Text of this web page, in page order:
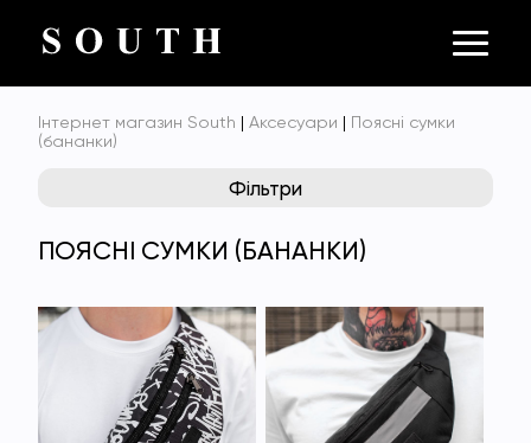
Інтернет магазин South |Аксесуари | Поясні сумки
(бананки)
Фільтри
ПОЯСНІ СУМКИ (БАНАНКИ)